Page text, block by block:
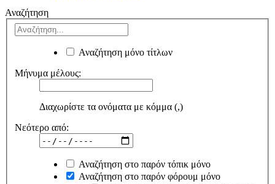
Αναζήτηση
Αναζήτηση μόνο τίτλων
Μήνυμα μέλους:
Διαχωρίστε τα ονόματα με κόμμα (,)
Νεότερο από:
Αναζήτηση στο παρόν τόπικ μόνο
Αναζήτηση στο παρόν φόρουμ μόνο